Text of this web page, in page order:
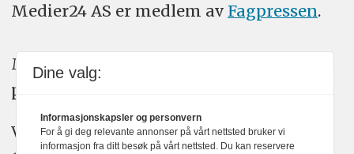
Medier24 AS er medlem av Fagpressen.
Medier24 arbeider etter Vær Varsom-
plakatens regler for god presseskikk.
Vi bruker KI-verktøy som ChatGPT,
Dine valg:
Informasjonskapsler og personvern
For å gi deg relevante annonser på vårt nettsted bruker vi
informasjon fra ditt besøk på vårt nettsted. Du kan reservere